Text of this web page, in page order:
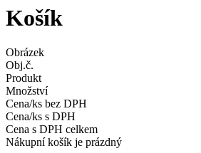
Košík
Obrázek
Obj.č.
Produkt
Množství
Cena/ks bez DPH
Cena/ks s DPH
Cena s DPH celkem
Nákupní košík je prázdný